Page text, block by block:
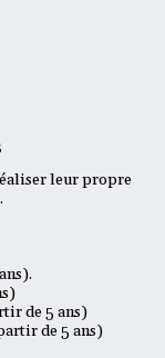
leur propre
de 5 ans)
de 5 ans)